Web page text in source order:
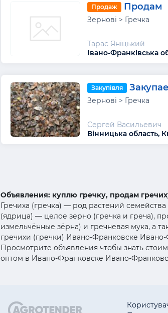
Продаж Продам
Зернові > Гречка
Тарас Яніцький
Івано-Франківська
Закупівля
Зернові > Гречка
Сергей Васильевич
Вінницька область,
Объявления: куплю гречку, продам
Гречиха (гречка) — род растений
(ядрица) — целое зерно (гречка и греча),
измельчённые зёрна) и гречневая мука, а
гречихи (гречки) Ивано-Франковске
Просмотрите объявления чтобы знать
оптом в Ивано-Франковске Ивано-